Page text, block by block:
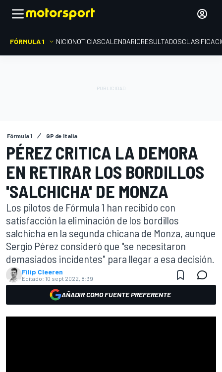
FÓRMULA 1 INICIONOTICIASCALENDARIORESULTADOS
Fórmula 1 GP de Italia
PÉREZ CRITICA LA DEMORA
EN RETIRAR LOS BORDILLOS
'SALCHICHA' DE MONZA
Los pilotos de Fórmula 1 han recibido con
satisfacción la eliminación de los bordillos
salchicha en la segunda chicana de Monza, aunque
Sergio Pérez consideró que "se necesitaron
demasiados incidentes" para llegar a esa decisión.
Filip Cleeren
Editado: 10 sept 2022, 8:39
AÑADIR COMO FUENTE PREFERENTE